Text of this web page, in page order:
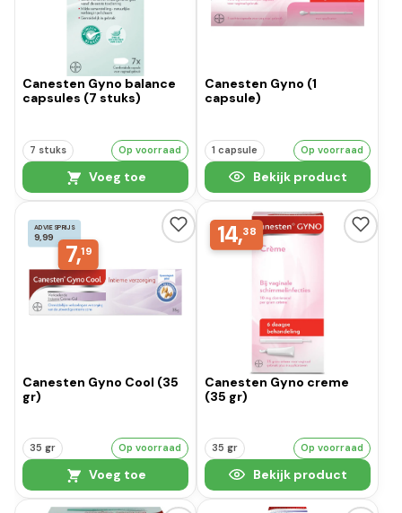
Canesten Gyno balance
capsules (7 stuks)
7 stuks Op voorraad
Voeg toe
Canesten Gyno (1
capsule)
1 capsule Op voorraad
Bekijk product
ADVIESPRIJS
9,99
7,19
Canesten Gyno Cool (35
gr)
35 gr Op voorraad
Voeg toe
14,38
Canesten Gyno creme
(35 gr)
35 gr Op voorraad
Bekijk product